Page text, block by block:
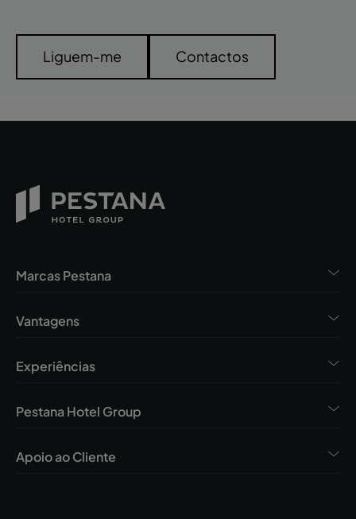
Liguem-me Contactos
Marcas Pestana
Vantagens
Experiências
Pestana Hotel Group
Apoio ao Cliente